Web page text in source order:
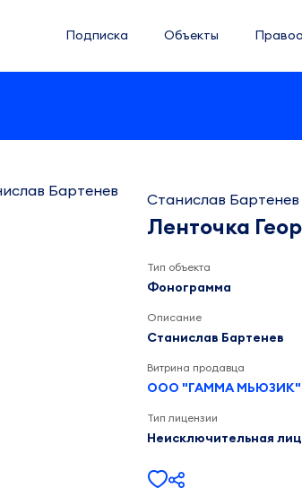
Подписка Объекты
Станислав Бартенев
Ленточка
Тип объекта
Фонограмма
Описание
Станислав Бартенев
Витрина продавца
ООО "ГАММА МЬЮЗИК"
Тип лицензии
Неисключительная